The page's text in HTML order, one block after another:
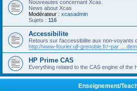
Nouveautes concernant Xcas.
News about Xcas
Modérateur : xcasadmin
Sujets : 116
Accessibilite
Retours sur l'accessibilite aux non-voyants
http://www-fourier.ujf-grenoble.fr/~par ...
HP Prime CAS
Everything related to the CAS engine of the
Enseignement/